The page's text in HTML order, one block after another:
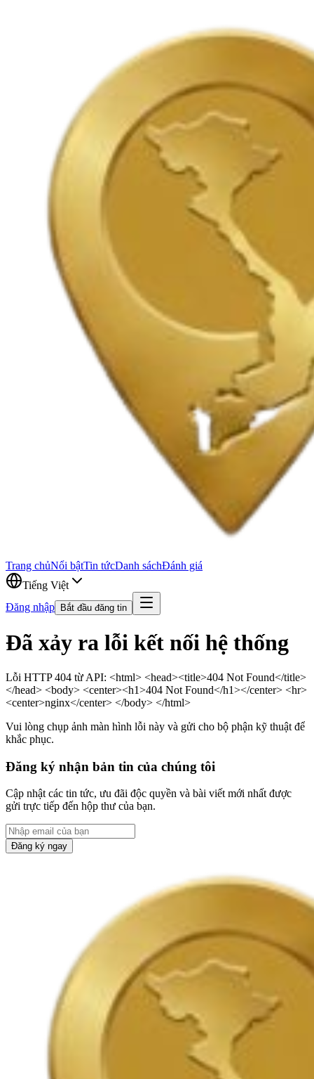
Trang chủNổi bậtTin tứcDanh sáchĐánh giá
Tiếng Việt
Đăng nhập
Bắt đầu đăng tin
Đã xảy ra lỗi kết nối hệ thống
Lỗi HTTP 404 từ API: <html> <head><title>404 Not Found</title>
</head> <body> <center><h1>404 Not Found</h1></center> <hr>
<center>nginx</center> </body> </html>
Vui lòng chụp ảnh màn hình lỗi này và gửi cho bộ phận kỹ thuật để
khắc phục.
Đăng ký nhận bản tin của chúng tôi
Cập nhật các tin tức, ưu đãi độc quyền và bài viết mới nhất được
gửi trực tiếp đến hộp thư của bạn.
Đăng ký ngay